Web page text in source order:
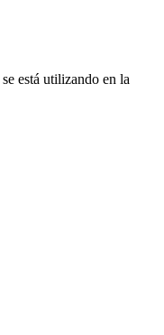
está utilizando en la